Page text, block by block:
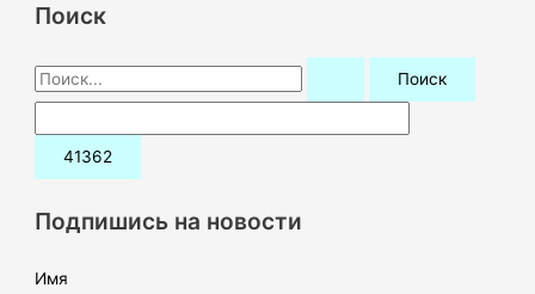
Поиск
П
о
и
:Подпишись на новости
Имя